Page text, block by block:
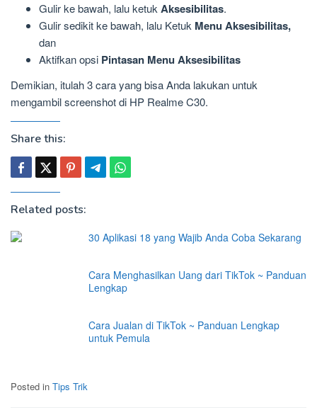
Gulir ke bawah, lalu ketuk Aksesibilitas.
Gulir sedikit ke bawah, lalu Ketuk Menu Aksesibilitas,
dan
Aktifkan opsi Pintasan Menu Aksesibilitas
Demikian, itulah 3 cara yang bisa Anda lakukan untuk
mengambil screenshot di HP Realme C30.
Share this:
Related posts:
30 Aplikasi 18 yang Wajib Anda Coba Sekarang
Cara Menghasilkan Uang dari TikTok ~ Panduan
Lengkap
Cara Jualan di TikTok ~ Panduan Lengkap
untuk Pemula
Posted in Tips Trik